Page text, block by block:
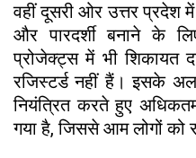
वहीं दूसरी ओर उत्तर प्रदेश
और पारदर्शी बनाने के
प्रोजेक्ट्स में भी शिकायत
रजिस्टर्ड नहीं हैं। इसके
नियंत्रित करते हुए
गया है, जिससे आम लोगों को